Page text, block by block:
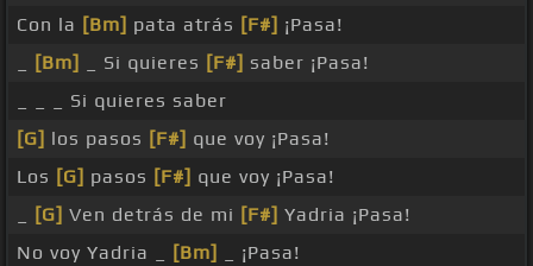
Con la [Bm] pata atrás [F#] ¡Pasa!
[Bm] _ Si quieres [F#] saber ¡Pasa!
_ _ _ Si quieres saber
[G] los pasos [F#] que voy ¡Pasa!
Los [G] pasos [F#] que voy ¡Pasa!
[G] Ven detrás de mi [F#] Yadria ¡Pasa!
No voy Yadria _
[Bm]
_ ¡Pasa!